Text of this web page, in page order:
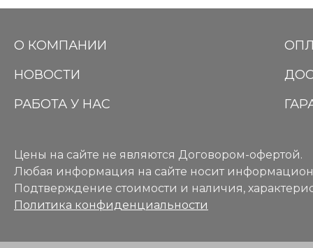
О КОМПАНИИ
НОВОСТИ
РАБОТА У НАС
Цены на сайте не являются Договором-офертой.
Любая информация на сайте носит
Подтверждение стоимости и наличия,
Политика конфиденциальности